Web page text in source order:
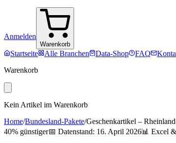
Anmelden
Warenkorb
Startseite Alle Branchen Data-Shop FAQ
Warenkorb
Kein Artikel im Warenkorb
Home/Bundesland-Pakete/Geschenkartikel –
40% günstiger📅 Datenstand: 16. April 2026📊 Excel